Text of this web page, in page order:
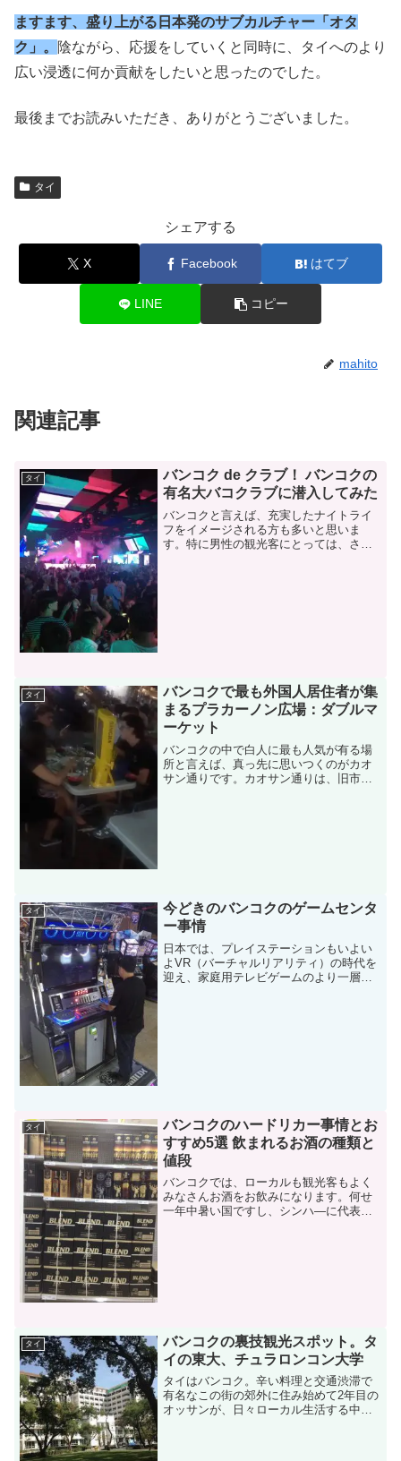
ますます、盛り上がる日本発のサブカルチャー「オタ
ク」。
陰ながら、応援をしていくと同時に、タイへのより
広い浸透に何か貢献をしたいと思ったのでした。
最後までお読みいただき、ありがとうございました。
タイ
シェアする
X Facebook はてブ
LINE コピー
mahito
関連記事
タイ
バンコク de クラブ！ バンコクの
有名大バコクラブに潜入してみた
バンコクと言えば、充実したナイトライ
フをイメージされる方も多いと思いま
す。特に男性の観光客にとっては、さま
タイ
バンコクで最も外国人居住者が集
まるプラカーノン広場：ダブルマ
ーケット
バンコクの中で白人に最も人気が有る場
所と言えば、真っ先に思いつくのがカオ
サン通りです。カオサン通りは、旧市街
タイ
今どきのバンコクのゲームセンタ
ー事情
日本では、プレイステーションもいよい
よVR（バーチャルリアリティ）の時代を
迎え、家庭用テレビゲームのより一層の
タイ
バンコクのハードリカー事情とお
すすめ5選 飲まれるお酒の種類と
値段
バンコクでは、ローカルも観光客もよく
みなさんお酒をお飲みになります。何せ
一年中暑い国ですし、シンハ―に代表さ
タイ
バンコクの裏技観光スポット。タ
イの東大、チュラロンコン大学
タイはバンコク。辛い料理と交通渋滞で
有名なこの街の郊外に住み始めて2年目の
オッサンが、日々ローカル生活する中で